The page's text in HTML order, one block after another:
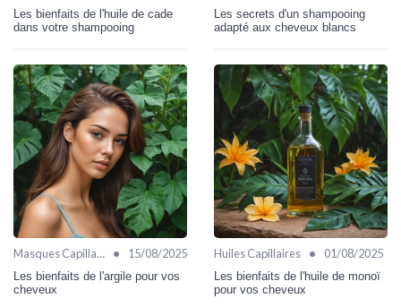
Les bienfaits de l'huile de cade
dans votre shampooing
Les secrets d'un shampooing
adapté aux cheveux blancs
Masques Capillaires • 15/08/2025
Les bienfaits de l'argile pour vos
cheveux
Huiles Capillaires • 01/08/2025
Les bienfaits de l'huile de monoï
pour vos cheveux